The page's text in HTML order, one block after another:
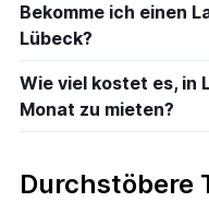
Bekomme ich einen
Lübeck?
Wie viel kostet es, in
Monat zu mieten?
Durchstöbere